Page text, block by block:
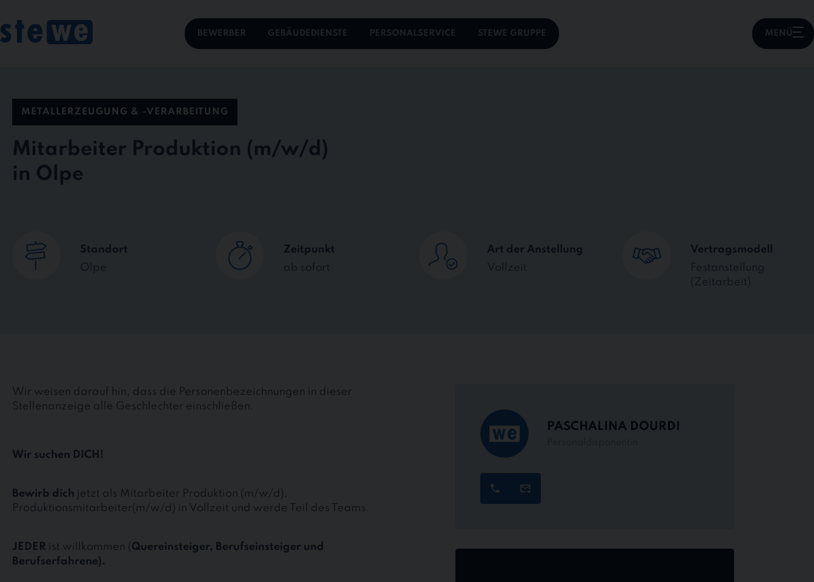
BEWERBER GEBÄUDEDIENSTE PERSONALSERVICE STEWE GRUPPE MENÜ
content
METALLERZEUGUNG & -VERARBEITUNG
Mitarbeiter Produktion
in Olpe
Standort
Olpe
Zeitpunkt
ab sofort
Art der Anstellung
Vollzeit
Vertragsmodell
Festanstellung
(Zeitarbeit)
Wir weisen darauf hin, dass die Personenbezeichnungen in dieser
Stellenanzeige alle Geschlechter einschließen.
Wir suchen DICH!
Bewirb dich jetzt als Mitarbeiter Produktion (m/w/d),
Produktionsmitarbeiter(m/w/d) in Vollzeit und werde Teil des Teams.
JEDER ist willkommen ( Quereinsteiger, Berufseinsteiger und
Berufserfahrene).
PASCHALINA DOURDI